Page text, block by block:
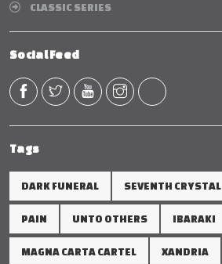
CLASSIC SERIES
Social Feed
Tags
DARK FUNERAL SEVENTH CRYSTAL
PAIN UNTO OTHERS IBARAKI
MAGNA CARTA CARTEL XANDRIA